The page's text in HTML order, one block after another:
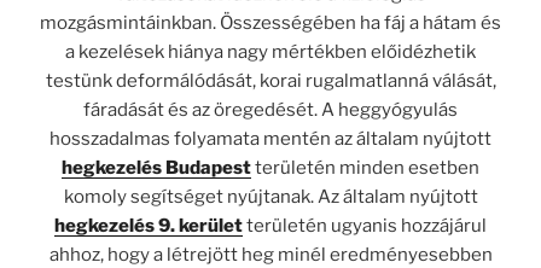
mozgásmintáinkban. Összességében ha fáj a hátam és
a kezelések hiánya nagy mértékben előidézhetik
testünk deformálódását, korai rugalmatlanná válását,
fáradását és az öregedését. A heggyógyulás
hosszadalmas folyamata mentén az általam nyújtott
hegkezelés Budapestterületén minden esetben
komoly segítséget nyújtanak. Az általam nyújtott
hegkezelés 9. kerületterületén ugyanis hozzájárul
ahhoz, hogy a létrejött heg minél eredményesebben